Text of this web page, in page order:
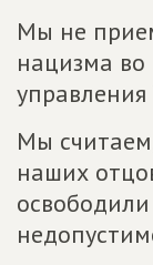
Мы не
нацизма во
Мы
наших